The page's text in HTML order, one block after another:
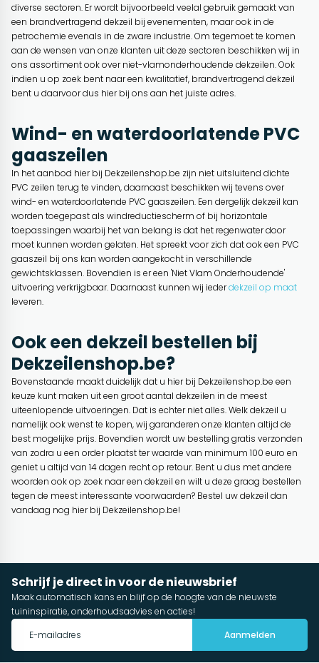
diverse sectoren. Er wordt bijvoorbeeld veelal gebruik gemaakt van
een brandvertragend dekzeil bij evenementen, maar ook in de
petrochemie evenals in de zware industrie. Om tegemoet te komen
aan de wensen van onze klanten uit deze sectoren beschikken wij in
ons assortiment ook over niet-vlamonderhoudende dekzeilen. Ook
indien u op zoek bent naar een kwalitatief, brandvertragend dekzeil
bent u daarvoor dus hier bij ons aan het juiste adres.
Wind- en waterdoorlatende PVC
gaaszeilen
In het aanbod hier bij Dekzeilenshop.be zijn niet uitsluitend dichte
PVC zeilen terug te vinden, daarnaast beschikken wij tevens over
wind- en waterdoorlatende PVC gaaszeilen. Een dergelijk dekzeil kan
worden toegepast als windreductiescherm of bij horizontale
toepassingen waarbij het van belang is dat het regenwater door
moet kunnen worden gelaten. Het spreekt voor zich dat ook een PVC
gaaszeil bij ons kan worden aangekocht in verschillende
gewichtsklassen. Bovendien is er een 'Niet Vlam Onderhoudende'
uitvoering verkrijgbaar. Daarnaast kunnen wij iederdekzeil op maat
leveren.
Ook een dekzeil bestellen bij
Dekzeilenshop.be?
Bovenstaande maakt duidelijk dat u hier bij Dekzeilenshop.be een
keuze kunt maken uit een groot aantal dekzeilen in de meest
uiteenlopende uitvoeringen. Dat is echter niet alles. Welk dekzeil u
namelijk ook wenst te kopen, wij garanderen onze klanten altijd de
best mogelijke prijs. Bovendien wordt uw bestelling gratis verzonden
van zodra u een order plaatst ter waarde van minimum 100 euro en
geniet u altijd van 14 dagen recht op retour. Bent u dus met andere
woorden ook op zoek naar een dekzeil en wilt u deze graag bestellen
tegen de meest interessante voorwaarden? Bestel uw dekzeil dan
vandaag nog hier bij Dekzeilenshop.be!
Schrijf je direct in voor de nieuwsbrief
Maak automatisch kans en blijf op de hoogte van de nieuwste
tuininspiratie, onderhoudsadvies en acties!
Aanmelden